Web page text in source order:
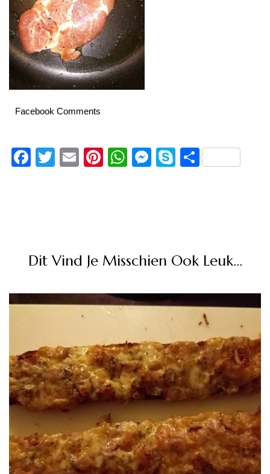
Facebook Comments
Facebook
Twitter
EmailPinterest
WhatsApp
Messenger
Skype
Delen
Dit Vind Je Misschien Ook Leuk...